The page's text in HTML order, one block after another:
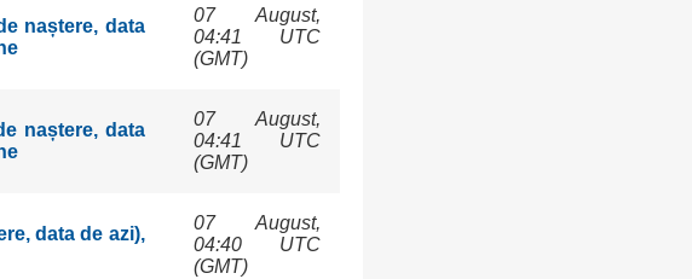
naștere, data
07 August,
04:41 UTC
(GMT)
naștere, data
07 August,
04:41 UTC
(GMT)
data de azi),
07 August,
04:40 UTC
(GMT)